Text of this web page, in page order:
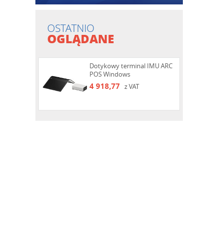
OSTATNIO
OGLĄDANE
Dotykowy terminal IMU ARC
POS Windows
4 918,77 z VAT